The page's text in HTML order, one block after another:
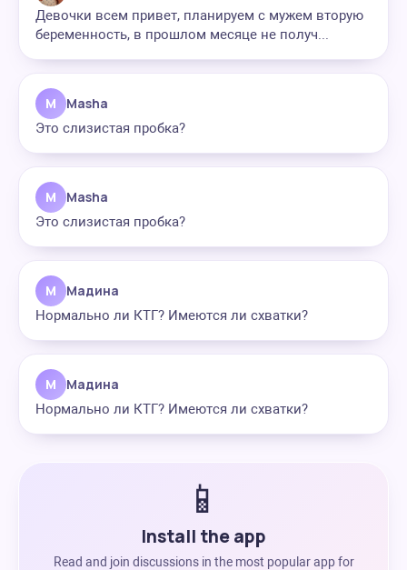
Девочки всем привет, планируем с мужем вторую
беременность, в прошлом месяце не получ...
M Masha
Это слизистая пробка?
M Masha
Это слизистая пробка?
М Мадина
Нормально ли КТГ? Имеются ли схватки?
М Мадина
Нормально ли КТГ? Имеются ли схватки?
📱
Install the app
Read and join discussions in the most popular app for